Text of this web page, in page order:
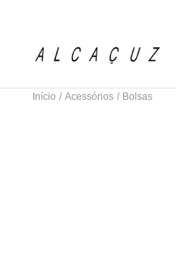
Início / Acessórios / Bolsas